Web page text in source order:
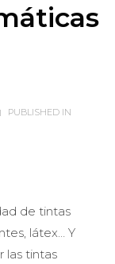
PUBLISHED IN
de tintas
látex… Y
las tintas